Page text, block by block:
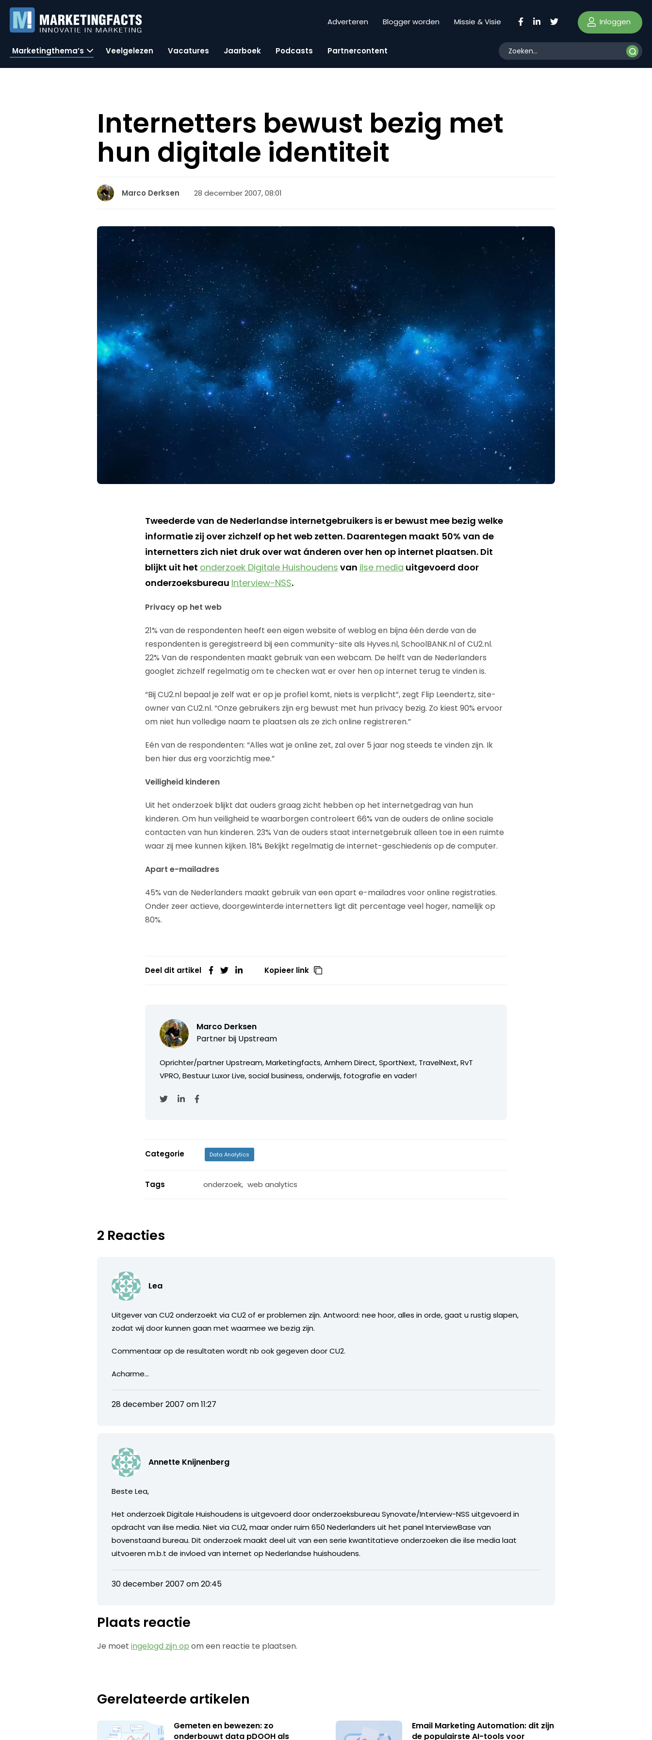
Adverteren Blogger worden Missie & Visie Inloggen
Marketingthema’s Veelgelezen Vacatures Jaarboek Podcasts Partnercontent
Internetters bewust bezig met
hun digitale identiteit
Marco Derksen 28 december 2007, 08:01
Tweederde van de Nederlandse internetgebruikers is er bewust mee bezig welke
informatie zij over zichzelf op het web zetten. Daarentegen maakt 50% van de
internetters zich niet druk over wat ánderen over hen op internet plaatsen. Dit
blijkt uit het onderzoek Digitale Huishoudens van ilse media uitgevoerd door
onderzoeksbureau Interview-NSS.
Privacy op het web
21% van de respondenten heeft een eigen website of weblog en bijna één derde van de
respondenten is geregistreerd bij een community-site als Hyves.nl, SchoolBANK.nl of CU2.nl.
22% Van de respondenten maakt gebruik van een webcam. De helft van de Nederlanders
googlet zichzelf regelmatig om te checken wat er over hen op internet terug te vinden is.
“Bij CU2.nl bepaal je zelf wat er op je profiel komt, niets is verplicht”, zegt Flip Leendertz, site-
owner van CU2.nl. “Onze gebruikers zijn erg bewust met hun privacy bezig. Zo kiest 90% ervoor
om niet hun volledige naam te plaatsen als ze zich online registreren.”
Eén van de respondenten: “Alles wat je online zet, zal over 5 jaar nog steeds te vinden zijn. Ik
ben hier dus erg voorzichtig mee.”
Veiligheid kinderen
Uit het onderzoek blijkt dat ouders graag zicht hebben op het internetgedrag van hun
kinderen. Om hun veiligheid te waarborgen controleert 66% van de ouders de online sociale
contacten van hun kinderen. 23% Van de ouders staat internetgebruik alleen toe in een ruimte
waar zij mee kunnen kijken. 18% Bekijkt regelmatig de internet-geschiedenis op de computer.
Apart e-mailadres
45% van de Nederlanders maakt gebruik van een apart e-mailadres voor online registraties.
Onder zeer actieve, doorgewinterde internetters ligt dit percentage veel hoger, namelijk op
80%.
Deel dit artikel Kopieer link
Marco Derksen
Partner bij Upstream
Oprichter/partner Upstream, Marketingfacts, Arnhem Direct, SportNext, TravelNext, RvT
VPRO, Bestuur Luxor Live, social business, onderwijs, fotografie en vader!
Categorie Data Analytics
Tags onderzoek, web analytics
2 Reacties
Lea
Uitgever van CU2 onderzoekt via CU2 of er problemen zijn. Antwoord: nee hoor, alles in orde, gaat u rustig slapen,
zodat wij door kunnen gaan met waarmee we bezig zijn.
Commentaar op de resultaten wordt nb ook gegeven door CU2.
Acharme…
28 december 2007 om 11:27
Annette Knijnenberg
Beste Lea,
Het onderzoek Digitale Huishoudens is uitgevoerd door onderzoeksbureau Synovate/Interview-NSS uitgevoerd in
opdracht van ilse media. Niet via CU2, maar onder ruim 650 Nederlanders uit het panel InterviewBase van
bovenstaand bureau. Dit onderzoek maakt deel uit van een serie kwantitatieve onderzoeken die ilse media laat
uitvoeren m.b.t de invloed van internet op Nederlandse huishoudens.
30 december 2007 om 20:45
Plaats reactie
Je moetingelogd zijn op om een reactie te plaatsen.
Gerelateerde artikelen
Gemeten en bewezen: zo
onderbouwt data pDOOH als
Email Marketing Automation: dit zijn
de populairste AI-tools voor